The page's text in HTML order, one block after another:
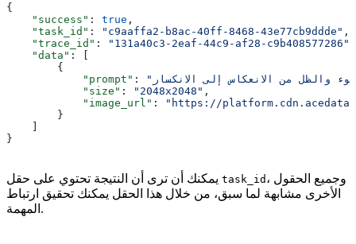
{
    "success"
: true ,
    "task_id"
: "c9aaffa2-b8ac-40ff-8468-43e77cb9ddde" ,
    "trace_id"
: "131a40c3-2eaf-44c9-af28-c9b408577286"
    "data"
: [
        {
            "prompt"
:
            "size"
: "2048x2048" ,
            "image_url"
:
"https://
        }
    ]
}
task_id ، وجميع الحقول
الأخرى مشابهة لما سبق، من خلال هذا الحقل يمكنك تحقيق ارتباط
المهمة.